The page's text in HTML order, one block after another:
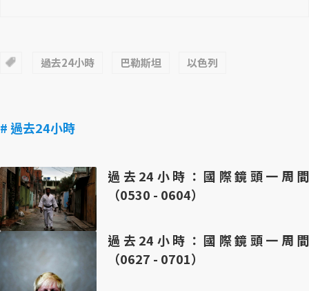
過去24小時 巴勒斯坦 以色列
# 過去24小時
過去24小時：國際鏡頭一周間
（0530 - 0604）
過去24小時：國際鏡頭一周間
（0627 - 0701）